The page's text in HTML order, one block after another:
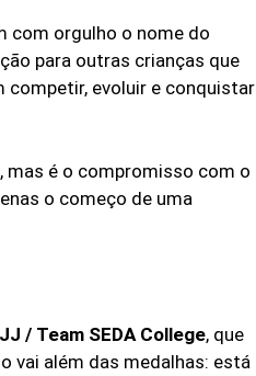
com orgulho o nome do
para outras crianças que
competir, evoluir e conquistar
mas é o compromisso com o
o começo de uma
/ Team SEDA College, que
vai além das medalhas: está